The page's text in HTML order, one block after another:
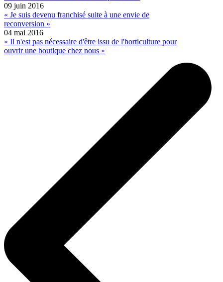
09 juin 2016
« Je suis devenu franchisé suite à une envie de
reconversion »
04 mai 2016
« Il n'est pas nécessaire d'être issu de l'horticulture pour
ouvrir une boutique chez nous »